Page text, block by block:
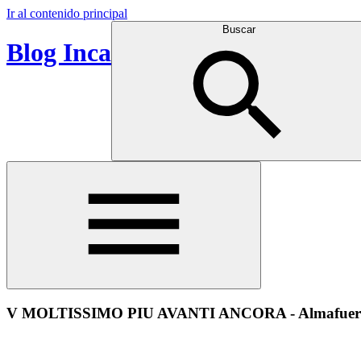
Ir al contenido principal
Blog Inca
Buscar
V MOLTISSIMO PIU AVANTI ANCORA -